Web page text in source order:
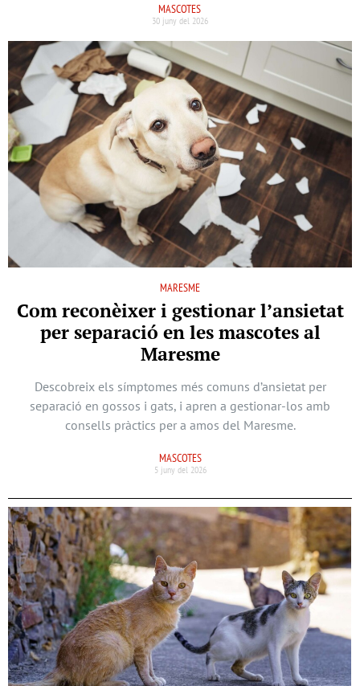
MASCOTES
30 juny del 2026
MARESME
Com reconèixer i gestionar l’ansietat
per separació en les mascotes al
Maresme
Descobreix els símptomes més comuns d’ansietat per
separació en gossos i gats, i apren a gestionar-los amb
consells pràctics per a amos del Maresme.
MASCOTES
5 juny del 2026